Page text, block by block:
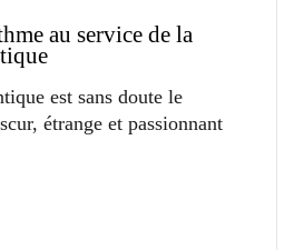
au service de la
est sans doute le
étrange et passionnant